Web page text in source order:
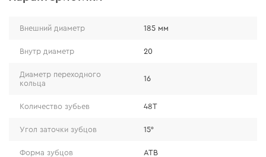
Диск надежно защищен от деформации в результате
марки 65 Mn в процессе его изготовления.
обеспечивают эффективное охлаждение диска при
выполнении реза.
Внешний диаметр 185 мм
Внутр диаметр 20
Диаметр переходного
кольца
16
Количество зубьев 48T
Угол заточки зубцов 15°
Форма зубцов ATB